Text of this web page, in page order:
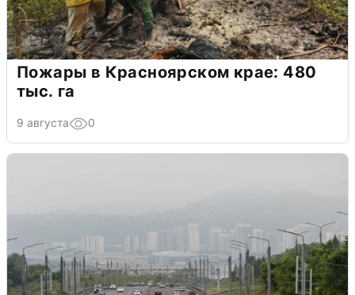
Пожары в Красноярском крае: 480
тыс. га
9 августа 0